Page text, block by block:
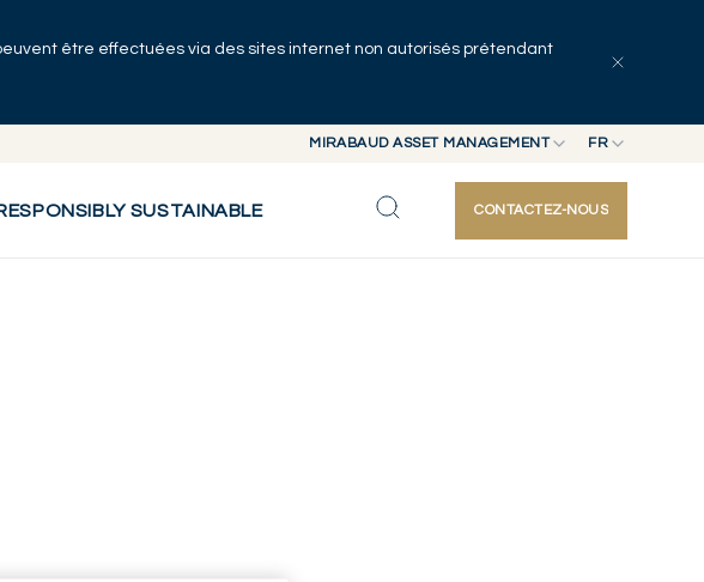
être effectuées via des sites internet non autorisés prétendant
MIRABAUD ASSET MANAGEMENT
MIRABAUD ASSET MANAGEMENT
FR
EN
FR
SUSTAINABLE CONTACTEZ-NOUS